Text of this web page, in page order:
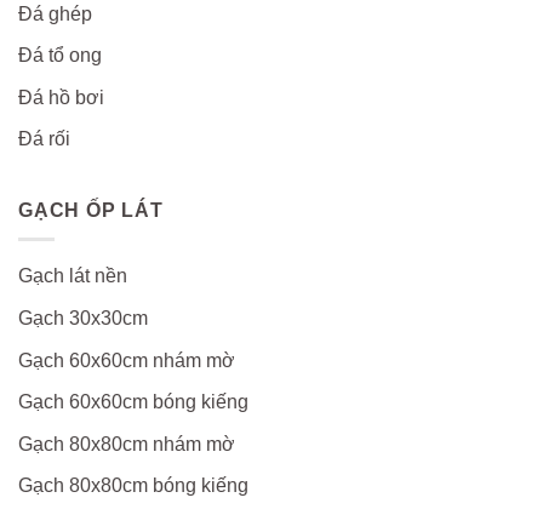
Đá ghép
Đá tổ ong
Đá hồ bơi
Đá rối
GẠCH ỐP LÁT
Gạch lát nền
Gạch 30x30cm
Gạch 60x60cm nhám mờ
Gạch 60x60cm bóng kiếng
Gạch 80x80cm nhám mờ
Gạch 80x80cm bóng kiếng